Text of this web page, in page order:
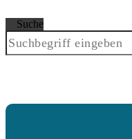
Suche